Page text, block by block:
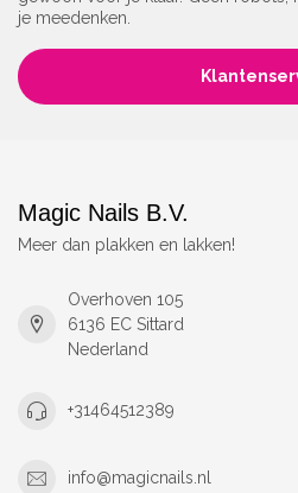
je meedenken.
Magic Nails B.V.
Meer dan plakken en lakken!
Overhoven 105
6136 EC Sittard
Nederland
+31464512389
info@magicnails.nl